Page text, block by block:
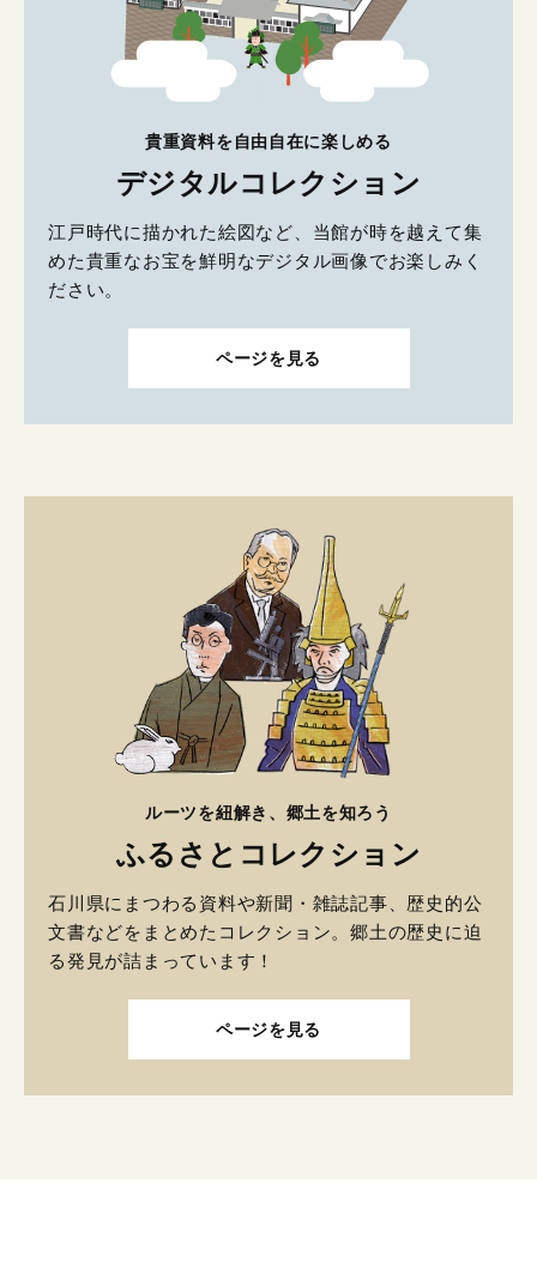
貴重資料を自由自在に楽しめる
デジタルコレクション
江戸時代に描かれた絵図など、当館が時を越えて集
めた貴重なお宝を鮮明なデジタル画像でお楽しみく
ださい。
ページを見る
ルーツを紐解き、郷土を知ろう
ふるさとコレクション
石川県にまつわる資料や新聞・雑誌記事、歴史的公
文書などをまとめたコレクション。郷土の歴史に迫
る発見が詰まっています！
ページを見る